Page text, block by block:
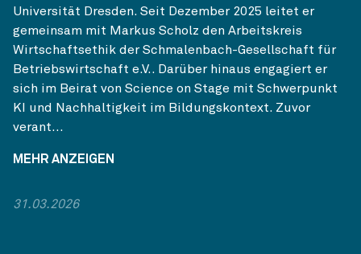
Universität Dresden. Seit Dezember 2025 leitet er
gemeinsam mit Markus Scholz den Arbeitskreis
Wirtschaftsethik der Schmalenbach-Gesellschaft für
Betriebswirtschaft e.V.. Darüber hinaus engagiert er
sich im Beirat von Science on Stage mit Schwerpunkt
KI und Nachhaltigkeit im Bildungskontext. Zuvor
verant...
MEHR ANZEIGEN
31.03.2026